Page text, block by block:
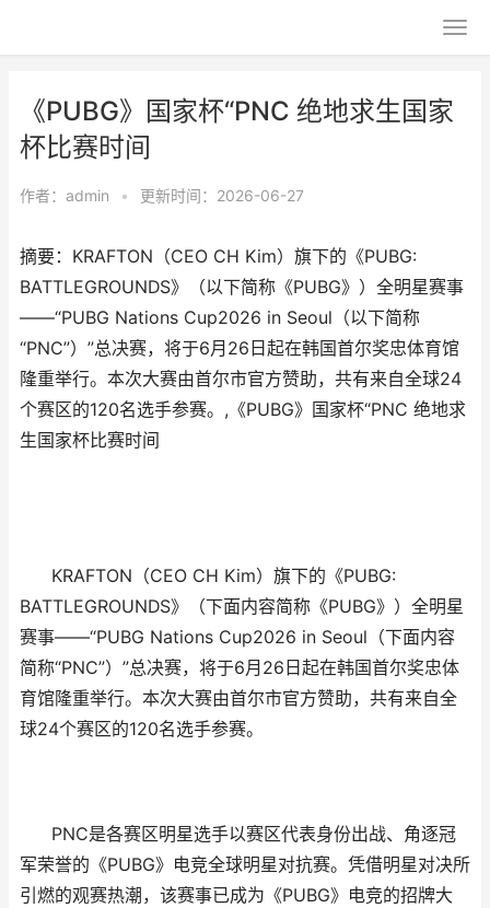
《PUBG》国家杯“PNC 绝地求生国家
杯比赛时间
作者： admin • 更新时间：2026-06-27
摘要：KRAFTON（CEO CH Kim）旗下的《PUBG:
BATTLEGROUNDS》（以下简称《PUBG》）全明星赛事
——“PUBG Nations Cup2026 in Seoul（以下简称
“PNC”）”总决赛，将于6月26日起在韩国首尔奖忠体育馆
隆重举行。本次大赛由首尔市官方赞助，共有来自全球24
个赛区的120名选手参赛。,《PUBG》国家杯“PNC 绝地求
生国家杯比赛时间
KRAFTON（CEO CH Kim）旗下的《PUBG:
BATTLEGROUNDS》（下面内容简称《PUBG》）全明星
赛事——“PUBG Nations Cup2026 in Seoul（下面内容
简称“PNC”）”总决赛，将于6月26日起在韩国首尔奖忠体
育馆隆重举行。本次大赛由首尔市官方赞助，共有来自全
球24个赛区的120名选手参赛。
PNC是各赛区明星选手以赛区代表身份出战、角逐冠
军荣誉的《PUBG》电竞全球明星对抗赛。凭借明星对决所
引燃的观赛热潮，该赛事已成为《PUBG》电竞的招牌大